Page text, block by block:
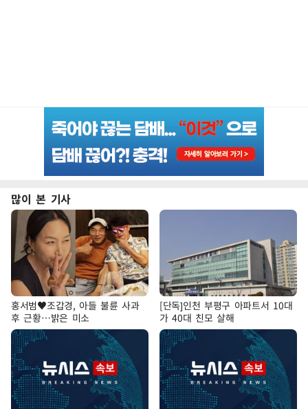
많이 본 기사
홍서범♥조갑경, 아들 불륜 사과
후 근황…밝은 미소
[단독]인천 부평구 아파트서 10대
가 40대 친모 살해